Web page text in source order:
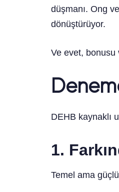
düşmanı. Ong
dönüştürüyor.
Ve evet, bonusu
DEHB kaynaklı
1.
Temel ama